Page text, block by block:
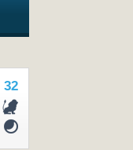
32